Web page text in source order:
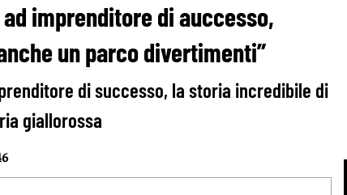
imprenditore di auccesso,
un parco divertimenti”
di successo, la storia incredibile di
giallorossa